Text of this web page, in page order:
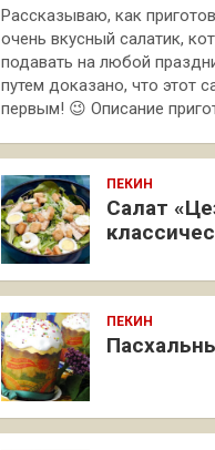
Рассказываю, как
очень вкусный салатик,
подавать на любой
путем доказано, что этот
первым! 😉 Описание
ПЕКИН
Салат
ПЕКИН